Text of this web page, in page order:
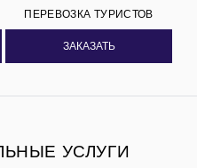
ПЕРЕВОЗКА ТУРИСТОВ
ЗАКАЗАТЬ
УСЛУГИ